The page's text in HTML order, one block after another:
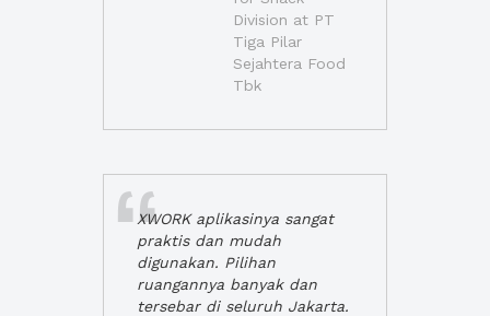
Division at PT
Tiga Pilar
Sejahtera Food
Tbk
XWORK aplikasinya sangat
praktis dan mudah
digunakan. Pilihan
ruangannya banyak dan
tersebar di seluruh Jakarta.